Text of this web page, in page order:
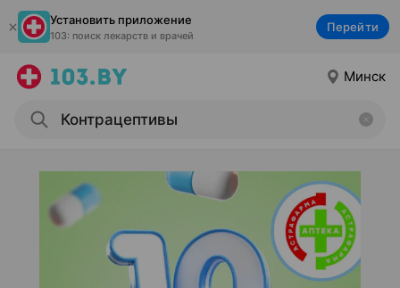
Установить приложение
103: поиск лекарств и врачей
Перейти
Минск